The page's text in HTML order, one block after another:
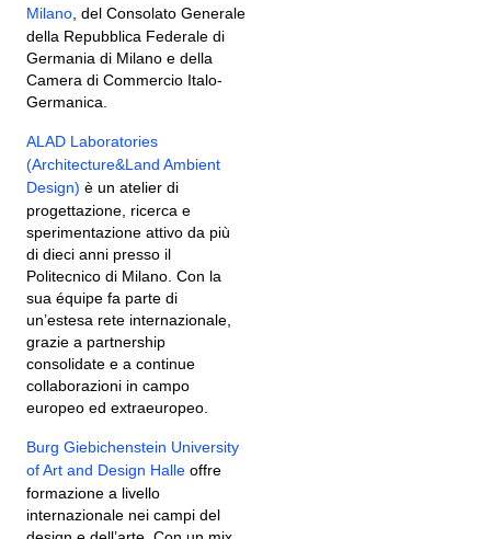
Milano , del Consolato Generale
della Repubblica Federale di
Germania di Milano e della
Camera di Commercio Italo-
Germanica.
ALAD Laboratories
(Architecture&Land Ambient
Design) è un atelier di
progettazione, ricerca e
sperimentazione attivo da più
di dieci anni presso il
Politecnico di Milano. Con la
sua équipe fa parte di
un’estesa rete internazionale,
grazie a partnership
consolidate e a continue
collaborazioni in campo
europeo ed extraeuropeo.
Burg Giebichenstein University
of Art and Design Halle offre
formazione a livello
internazionale nei campi del